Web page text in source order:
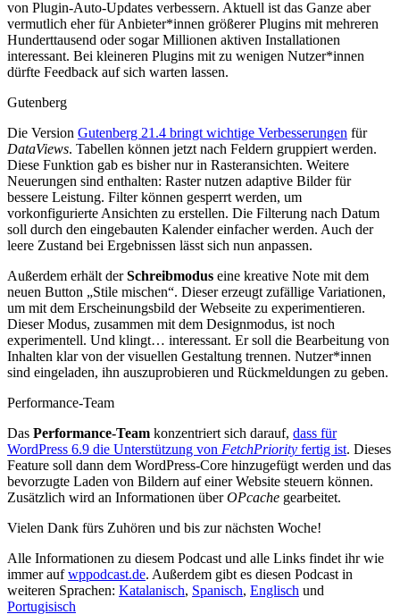
von Plugin-Auto-Updates verbessern. Aktuell ist das Ganze aber
vermutlich eher für Anbieter*innen größerer Plugins mit mehreren
Hunderttausend oder sogar Millionen aktiven Installationen
interessant. Bei kleineren Plugins mit zu wenigen Nutzer*innen
dürfte Feedback auf sich warten lassen.
Gutenberg
Die Version Gutenberg 21.4 bringt wichtige Verbesserungen für
DataViews. Tabellen können jetzt nach Feldern gruppiert werden.
Diese Funktion gab es bisher nur in Rasteransichten. Weitere
Neuerungen sind enthalten: Raster nutzen adaptive Bilder für
bessere Leistung. Filter können gesperrt werden, um
vorkonfigurierte Ansichten zu erstellen. Die Filterung nach Datum
soll durch den eingebauten Kalender einfacher werden. Auch der
leere Zustand bei Ergebnissen lässt sich nun anpassen.
Außerdem erhält derSchreibmodus eine kreative Note mit dem
neuen Button „Stile mischen“. Dieser erzeugt zufällige Variationen,
um mit dem Erscheinungsbild der Webseite zu experimentieren.
Dieser Modus, zusammen mit dem Designmodus, ist noch
experimentell. Und klingt… interessant. Er soll die Bearbeitung von
Inhalten klar von der visuellen Gestaltung trennen. Nutzer*innen
sind eingeladen, ihn auszuprobieren und Rückmeldungen zu geben.
Performance-Team
Das Performance-Team konzentriert sich darauf, dass für
WordPress 6.9 die Unterstützung von FetchPriority fertig ist. Dieses
Feature soll dann dem WordPress-Core hinzugefügt werden und das
bevorzugte Laden von Bildern auf einer Website steuern können.
Zusätzlich wird an Informationen überOPcache gearbeitet.
Vielen Dank fürs Zuhören und bis zur nächsten Woche!
Alle Informationen zu diesem Podcast und alle Links findet ihr wie
immer aufwppodcast.de. Außerdem gibt es diesen Podcast in
weiteren Sprachen: Katalanisch, Spanisch, Englisch und
Portugisisch